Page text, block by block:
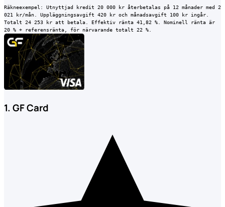
Räkneexempel:
Utnyttjad kredit 20 000 kr återbetalas på 12 månader med 2
021 kr/mån. Uppläggningsavgift 420 kr och månadsavgift 100 kr ingår.
Totalt 24 253 kr att betala. Effektiv ränta 41,82 %. Nominell ränta är
20 % + referensränta, för närvarande totalt 22 %.
1. GF Card